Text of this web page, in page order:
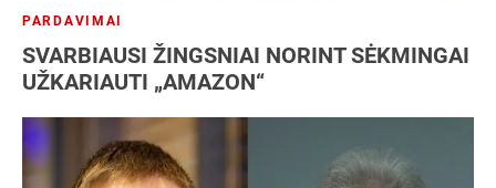
PARDAVIMAI
SVARBIAUSI ŽINGSNIAI NORINT SĖKMINGAI
UŽKARIAUTI „AMAZON“